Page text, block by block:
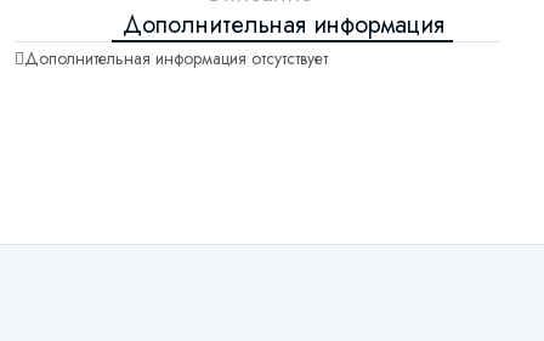
Дополнительная информация
Дополнительная информация отсутствует